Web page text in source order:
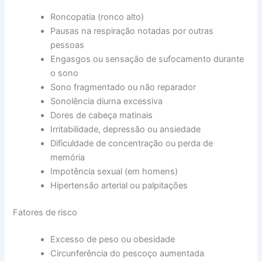
Roncopatia (ronco alto)
Pausas na respiração notadas por outras
pessoas
Engasgos ou sensação de sufocamento durante
o sono
Sono fragmentado ou não reparador
Sonolência diurna excessiva
Dores de cabeça matinais
Irritabilidade, depressão ou ansiedade
Dificuldade de concentração ou perda de
memória
Impotência sexual (em homens)
Hipertensão arterial ou palpitações
Fatores de risco
Excesso de peso ou obesidade
Circunferência do pescoço aumentada